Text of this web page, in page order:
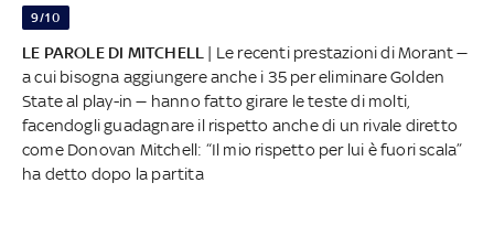
9/10
LE PAROLE DI MITCHELL | Le recenti prestazioni di Morant —
a cui bisogna aggiungere anche i 35 per eliminare Golden
State al play-in — hanno fatto girare le teste di molti,
facendogli guadagnare il rispetto anche di un rivale diretto
come Donovan Mitchell: “Il mio rispetto per lui è fuori scala”
ha detto dopo la partita